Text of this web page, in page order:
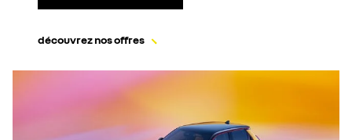
découvrez nos offres